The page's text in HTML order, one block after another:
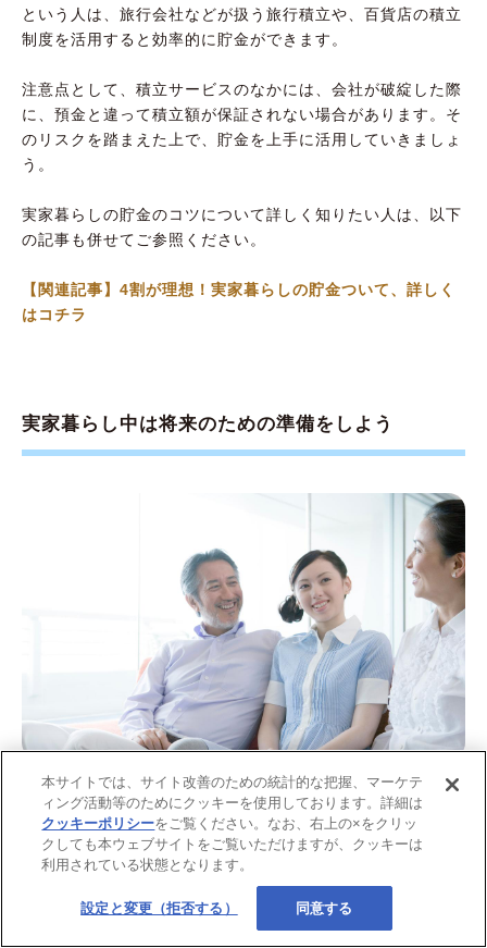
という人は、旅行会社などが扱う旅行積立や、百貨店の積立
制度を活用すると効率的に貯金ができます。
注意点として、積立サービスのなかには、会社が破綻した際
に、預金と違って積立額が保証されない場合があります。そ
のリスクを踏まえた上で、貯金を上手に活用していきましょ
う。
実家暮らしの貯金のコツについて詳しく知りたい人は、以下
の記事も併せてご参照ください。
【関連記事】4割が理想！実家暮らしの貯金ついて、詳しく
はコチラ
実家暮らし中は将来のための準備をしよう
画像：iStock.com/TAGSTOCK1
実家暮らしをしている場合、家に入れるお金はきちんと親と
相談して決めることが大切です。自分の将来のためにも、お
金の管理や貯金を考えながら、これからの準備をしていく期
間にしましょう。
本サイトでは、サイト改善のための統計的な把握、マーケテ
ィング活動等のためにクッキーを使用しております。詳細は
クッキーポリシーをご覧ください。なお、右上の×をクリッ
クしても本ウェブサイトをご覧いただけますが、クッキーは
利用されている状態となります。
設定と変更（拒否する） 同意する